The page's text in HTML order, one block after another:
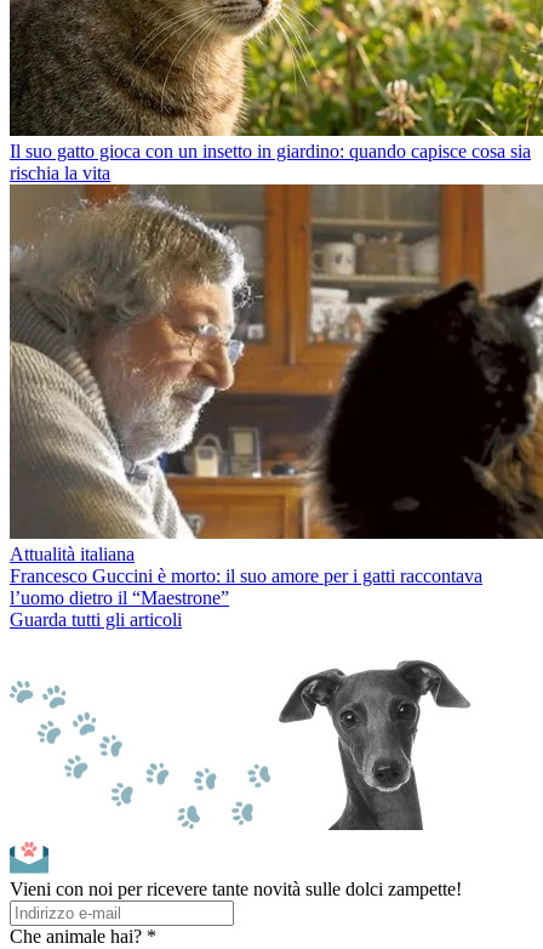
Il suo gatto gioca con un insetto in giardino: quando capisce cosa sia
rischia la vita
Attualità italiana
Francesco Guccini è morto: il suo amore per i gatti raccontava
l’uomo dietro il “Maestrone”
Guarda tutti gli articoli
Vieni con noi per ricevere tante novità sulle dolci zampette!
Che animale hai? *